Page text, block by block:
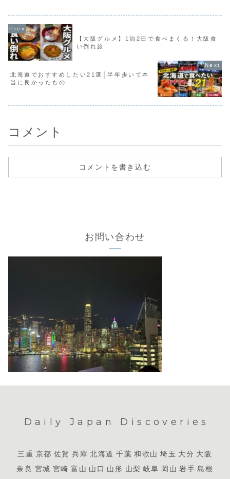
【大阪グルメ】1泊2日で食べまくる！大阪食
い倒れ旅
北海道でおすすめしたい21選│半年歩いて本
当に良かったもの
コメント
コメントを書き込む
お問い合わせ
Daily Japan Discoveries
三重 京都 佐賀 兵庫 北海道 千葉 和歌山 埼玉 大分 大阪
奈良 宮城 宮崎 富山 山口 山形 山梨 岐阜 岡山 岩手 島根